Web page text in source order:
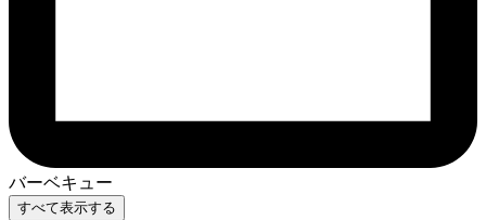
バーベキュー
すべて表示する